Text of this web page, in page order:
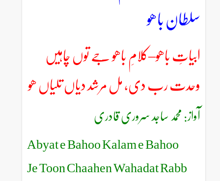
سلطان باھو
ابیاتِ باھو–کلامِ باھو جے توں چاہیں
وحدت رب دی، مل مرشد دیاں تلیاں ھو
آواز: محمد ساجد سروری قادری
Abyat e Bahoo Kalam e Bahoo
Je Toon Chaahen Wahadat Rabb